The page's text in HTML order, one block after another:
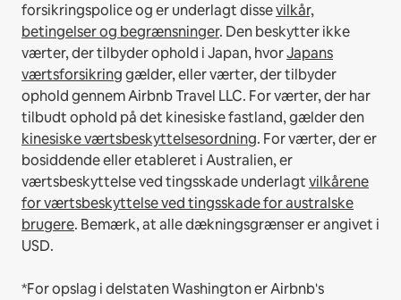
forsikringspolice og er underlagt dissevilkår,
betingelser og begrænsninger. Den beskytter ikke
værter, der tilbyder ophold i Japan, hvorJapans
værtsforsikringgælder, eller værter, der tilbyder
ophold gennem Airbnb Travel LLC. For værter, der har
tilbudt ophold på det kinesiske fastland, gælder den
kinesiske værtsbeskyttelsesordning. For værter, der er
bosiddende eller etableret i Australien, er
værtsbeskyttelse ved tingsskade underlagtvilkårene
for værtsbeskyttelse ved tingsskade for australske
brugere. Bemærk, at alle dækningsgrænser er angivet i
USD.
*For opslag i delstaten Washington er Airbnb's